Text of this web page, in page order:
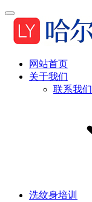
网站首页
关于我们
联系我们
洗纹身培训